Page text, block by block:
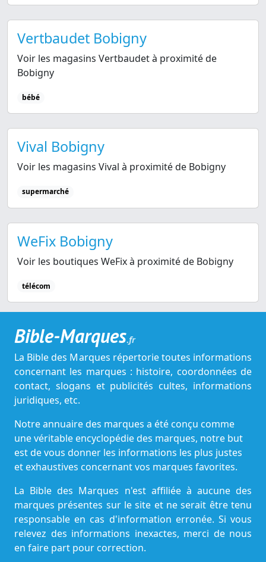
Vertbaudet Bobigny
Voir les magasins Vertbaudet à proximité de
Bobigny
bébé
Vival Bobigny
Voir les magasins Vival à proximité de Bobigny
supermarché
WeFix Bobigny
Voir les boutiques WeFix à proximité de Bobigny
télécom
Bible-Marques.fr
La Bible des Marques répertorie toutes informations
concernant les marques : histoire, coordonnées de
contact, slogans et publicités cultes, informations
juridiques, etc.
Notre annuaire des marques a été conçu comme
une véritable encyclopédie des marques, notre but
est de vous donner les informations les plus justes
et exhaustives concernant vos marques favorites.
La Bible des Marques n'est affiliée à aucune des
marques présentes sur le site et ne serait être tenu
responsable en cas d'information erronée. Si vous
relevez des informations inexactes, merci de nous
en faire part pour correction.